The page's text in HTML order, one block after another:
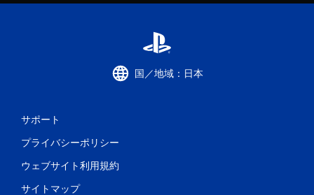
国／地域：日本
サポート
プライバシーポリシー
ウェブサイト利用規約
サイトマップ